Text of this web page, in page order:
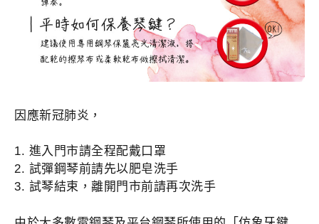
因應新冠肺炎，
1. 進入門市請全程配戴口罩
2. 試彈鋼琴前請先以肥皂洗手
3. 試琴結束，離開門市前請再次洗手